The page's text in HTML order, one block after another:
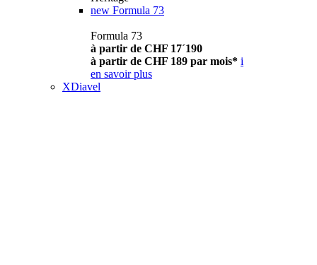
new Formula 73
Formula 73
à partir de CHF 17´190
à partir de CHF 189 par mois* i
en savoir plus
XDiavel